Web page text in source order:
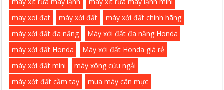
may xoi đat
máy xới đất
máy xới đất chính hãng
máy xới đất đa năng
Máy xới đất đa năng Honda
máy xới đất Honda
Máy xới đất Honda giá rẻ
máy xới đất mini
máy xông cứu ngải
máy xớt đất cầm tay
mua máy cân mực